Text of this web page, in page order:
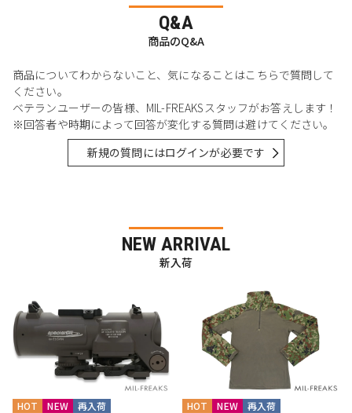
Q&A
商品のQ&A
商品についてわからないこと、気になることはこちらで質問して
ください。
ベテランユーザーの皆様、MIL-FREAKSスタッフがお答えします！
※回答者や時期によって回答が変化する質問は避けてください。
新規の質問にはログインが必要です
NEW ARRIVAL
新入荷
HOT NEW 再入荷 HOT NEW 再入荷